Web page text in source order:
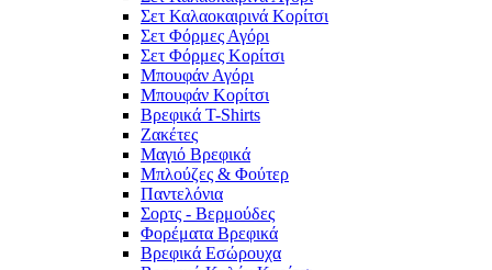
Σετ Καλαοκαιρινά Κορίτσι
Σετ Φόρμες Αγόρι
Σετ Φόρμες Κορίτσι
Mπουφάν Αγόρι
Mπουφάν Κορίτσι
Βρεφικά T-Shirts
Ζακέτες
Μαγιό Βρεφικά
Mπλούζες & Φούτερ
Παντελόνια
Σορτς - Βερμούδες
Φορέματα Βρεφικά
Βρεφικά Εσώρουχα